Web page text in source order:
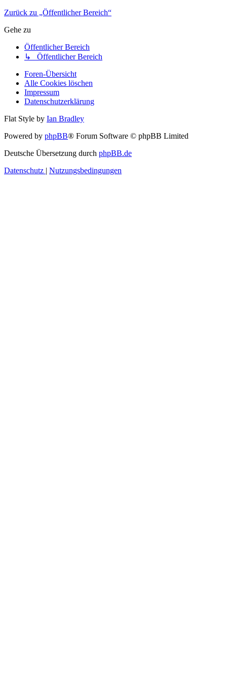
Zurück zu „Öffentlicher Bereich“
Gehe zu
Öffentlicher Bereich
↳ Öffentlicher Bereich
Foren-Übersicht
Alle Cookies löschen
Impressum
Datenschutzerklärung
Flat Style by Ian Bradley
Powered by phpBB® Forum Software © phpBB Limited
Deutsche Übersetzung durch phpBB.de
Datenschutz | Nutzungsbedingungen